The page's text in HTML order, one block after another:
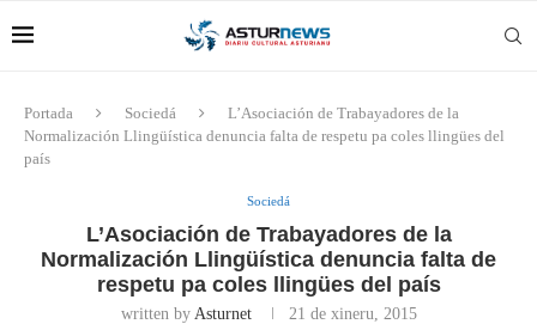
Portada Sociedá
L’Asociación de Trabayadores de la
Normalización Llingüística denuncia falta de respetu pa coles llingües del
país
Sociedá
L’Asociación de Trabayadores de la
Normalización Llingüística denuncia falta de
respetu pa coles llingües del país
written by Asturnet 21 de xineru, 2015